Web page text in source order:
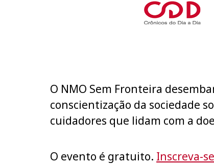
O NMO Sem Fronteira
conscientização da sociedade
cuidadores que lidam com a
O evento é gratuito. Inscreva-